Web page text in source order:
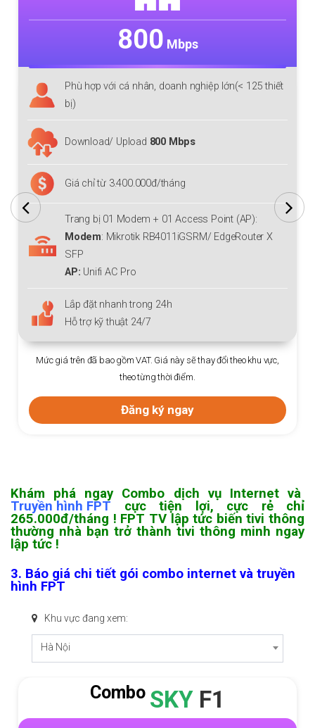
800 Mbps
Phù hợp với cá nhân, doanh nghiệp lớn(< 125 thiết
bị)
Download/ Upload 800 Mbps
Giá chỉ từ 3.400.000đ/tháng
Trang bị 01 Modem + 01 Access Point (AP):
Modem: Mikrotik RB4011iGSRM/ EdgeRouter X
SFP
AP: Unifi AC Pro
Lắp đặt nhanh trong 24h
Hỗ trợ kỹ thuật 24/7
Mức giá trên đã bao gồm VAT. Giá này sẽ thay đổi theo khu vực,
theo từng thời điểm.
Đăng ký ngay
Khám phá ngay Combo dịch vụ Internet và
Truyền hình FPT
cực tiện lợi, cực rẻ chỉ
265.000đ/tháng ! FPT TV lập tức biến tivi thông
thường nhà bạn trở thành tivi thông minh ngay
lập tức !
3. Báo giá chi tiết gói combo internet và truyền
hình FPT
Khu vực đang xem:
Hà Nội
Combo SKY F1